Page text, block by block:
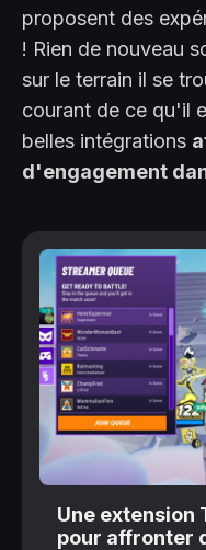
proposent des
! Rien de nouveau
sur le terrain il se
courant de ce qu'il
belles intégrations
d'engagement
Une
pour affronter